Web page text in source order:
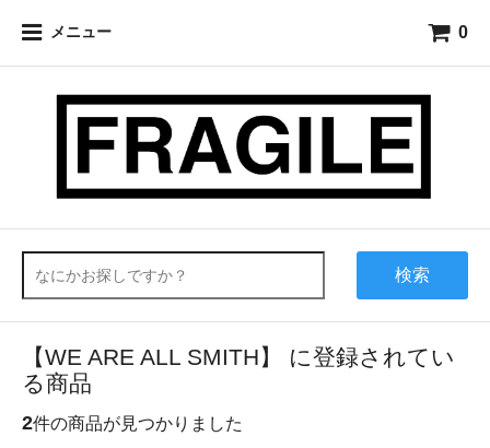
メニュー 0
検索
【WE ARE ALL SMITH】 に登録されてい
る商品
2件の商品が見つかりました